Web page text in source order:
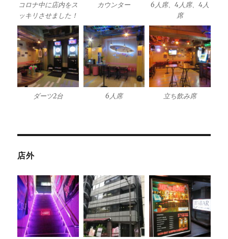
コロナ中に店内をス
ッキリさせました！
カウンター
6人席、4人席、4人
席
ダーツ2台 6人席 立ち飲み席
店外